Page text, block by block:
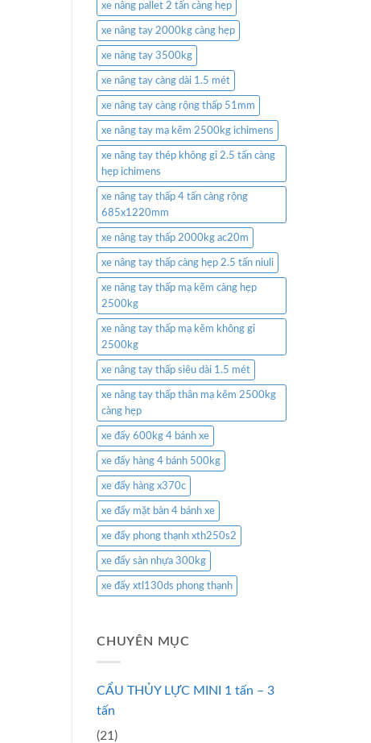
xe nâng pallet 2 tấn càng hẹp
xe nâng tay 2000kg càng hẹp
xe nâng tay 3500kg
xe nâng tay càng dài 1.5 mét
xe nâng tay càng rộng thấp 51mm
xe nâng tay mạ kẽm 2500kg ichimens
xe nâng tay thép không gỉ 2.5 tấn càng
hẹp ichimens
xe nâng tay thấp 4 tấn càng rộng
685x1220mm
xe nâng tay thấp 2000kg ac20m
xe nâng tay thấp càng hẹp 2.5 tấn niuli
xe nâng tay thấp mạ kẽm càng hẹp
2500kg
xe nâng tay thấp mạ kẽm không gỉ
2500kg
xe nâng tay thấp siêu dài 1.5 mét
xe nâng tay thấp thân mạ kẽm 2500kg
càng hẹp
xe đẩy 600kg 4 bánh xe
xe đẩy hàng 4 bánh 500kg
xe đẩy hàng x370c
xe đẩy mặt bàn 4 bánh xe
xe đẩy phong thạnh xth250s2
xe đẩy sàn nhựa 300kg
xe đẩy xtl130ds phong thạnh
CHUYÊN MỤC
CẨU THỦY LỰC MINI 1 tấn – 3
tấn
(21)